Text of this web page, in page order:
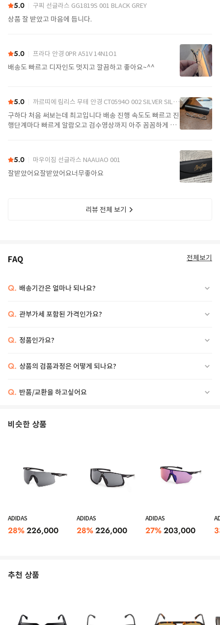
5.0 구찌 선글라스 GG1819S 001 BLACK GREY
상품 잘 받았고 마음에 듭니다.
5.0 프라다 안경 0PR A51V 14N1O1
배송도 빠르고 디자인도 멋지고 깔끔하고 좋아요~^^
5.0 까르띠에 림리스 무테 안경 CT0594O 002 SILVER SILVER TRANSPARENT
구하다 처음 써보는데 최고입니다 배송 진행 속도도 빠르고 진
행단계마다 빠르게 알람오고 검수영상까지 아주 꼼꼼하게 찍
5.0 마우이짐 선글라스 NAAUAO 001
잘받았어요잘받았어요너무좋아요
리뷰 전체 보기
FAQ 전체보기
Q. 배송기간은 얼마나 되나요?
Q. 관부가세 포함된 가격인가요?
Q. 정품인가요?
Q. 상품의 검품과정은 어떻게 되나요?
Q. 반품/교환을 하고싶어요
비슷한 상품
ADIDAS
28%226,000
ADIDAS
28%226,000
ADIDAS
27%203,000
추천 상품